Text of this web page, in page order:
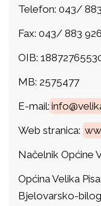
Telefon: 043/
Fax: 043/ 883 926
OIB:
MB: 2575477
E-mail:
Web stranica:
Načelnik Općine
Općina Velika
Bjelovarsko-